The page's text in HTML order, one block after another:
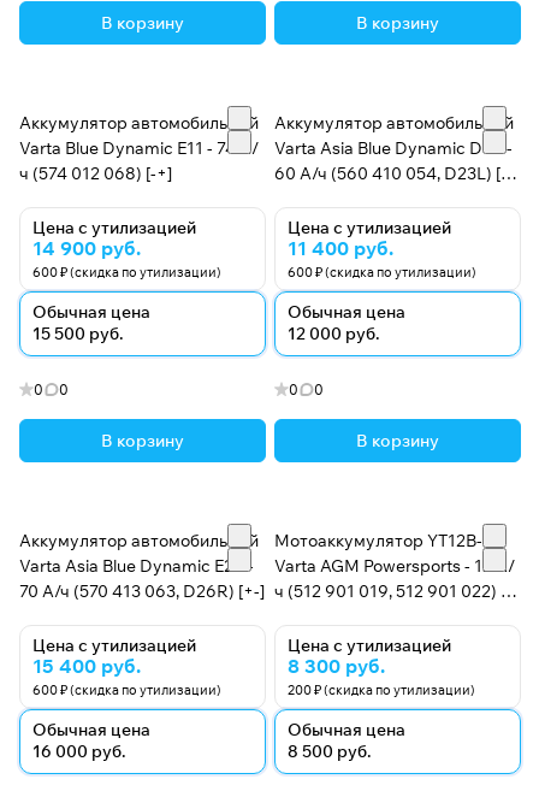
В корзину В корзину
Аккумулятор автомобильный
Varta Blue Dynamic E11 - 74 А/
ч (574 012 068) [-+]
Цена с утилизацией
14 900 руб.
600 ₽ (скидка по утилизации)
Обычная цена
15 500 руб.
0 0
В корзину
Аккумулятор автомобильный
Varta Asia Blue Dynamic D47 -
60 А/ч (560 410 054, D23L) [-
Цена с утилизацией
11 400 руб.
600 ₽ (скидка по утилизации)
Обычная цена
12 000 руб.
0 0
В корзину
Аккумулятор автомобильный
Varta Asia Blue Dynamic E24 -
70 А/ч (570 413 063, D26R) [+-]
Цена с утилизацией
15 400 руб.
600 ₽ (скидка по утилизации)
Обычная цена
16 000 руб.
Мотоаккумулятор YT12B-BS
Varta AGM Powersports - 12 А/
ч (512 901 019, 512 901 022) [+
Цена с утилизацией
8 300 руб.
200 ₽ (скидка по утилизации)
Обычная цена
8 500 руб.